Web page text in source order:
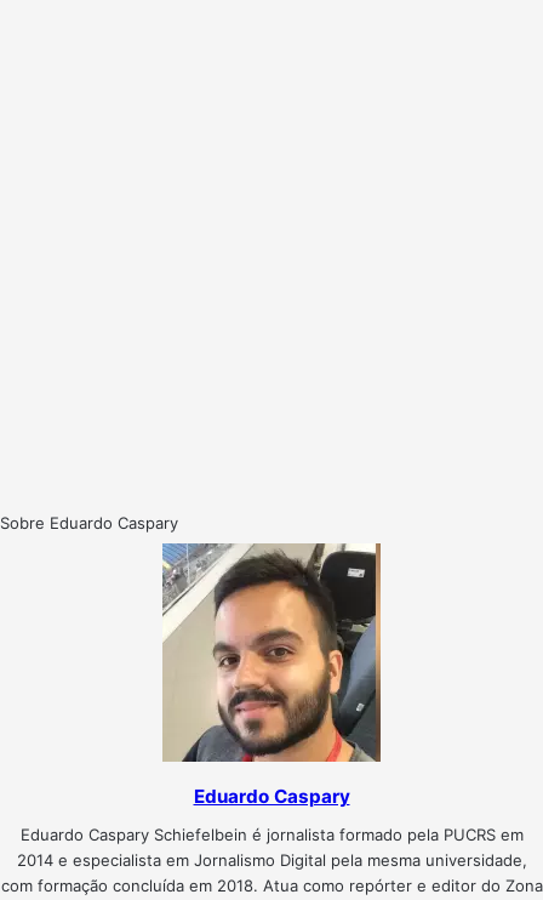
Sobre Eduardo Caspary
Eduardo Caspary
Eduardo Caspary Schiefelbein é jornalista formado pela PUCRS em
2014 e especialista em Jornalismo Digital pela mesma universidade,
com formação concluída em 2018. Atua como repórter e editor do Zona